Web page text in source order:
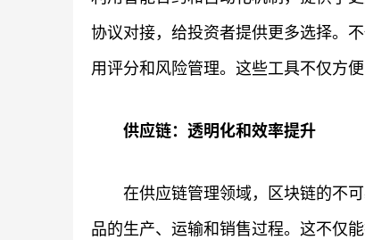
协议对接，给投资者提供更多选择。不
用评分和风险管理。这些工具不仅方
供应链：透明化和效率提升
在供应链管理领域，区块链的不
品的生产、运输和销售过程。这不仅